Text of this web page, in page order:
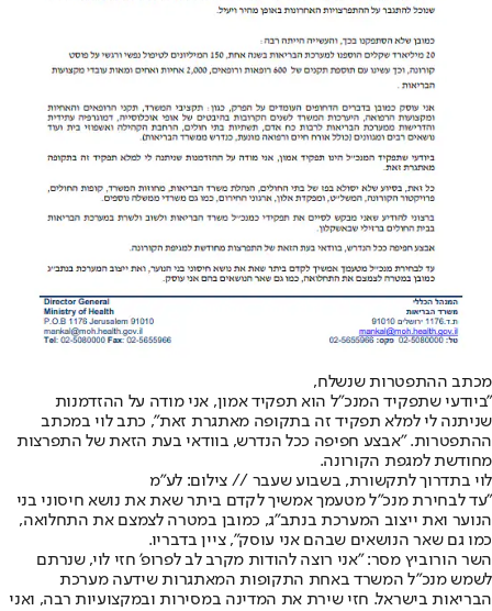
מכתב ההתפטרות שנשלח,
"ביודעי שתפקיד המנכ"ל הוא תפקיד אמון, אני מודה על ההזדמנות
שניתנה לי למלא תפקיד זה בתקופה מאתגרת זאת", כתב לוי במכתב
ההתפטרות. "אבצע חפיפה ככל הנדרש, בוודאי בעת הזאת של התפרצות
מחודשת למגפת הקורונה.
לוי בתדרוך לתקשורת, בשבוע שעבר // צילום: לע"מ
"עד לבחירת מנכ"ל מטעמך אמשיך לקדם ביתר שאת את נושא חיסוני בני
הנוער ואת ייצוב המערכת בנתב"ג, כמובן במטרה לצמצם את התחלואה,
כמו גם שאר הנושאים שבהם אני עוסק", ציין בדבריו.
השר הורוביץ מסר: "אני רוצה להודות מקרב לב לפרופ' חזי לוי, שנרתם
לשמש מנכ"ל המשרד באחת התקופות המאתגרות שידעה מערכת
הבריאות בישראל. חזי שירת את המדינה במסירות ובמקצועיות רבה, ואני